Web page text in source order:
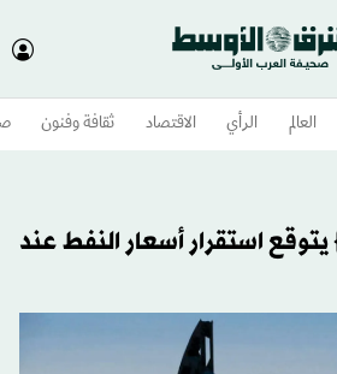
العالم الرأي الاقتصاد ثقافة وفنون
استقرار أسعار النفط عند